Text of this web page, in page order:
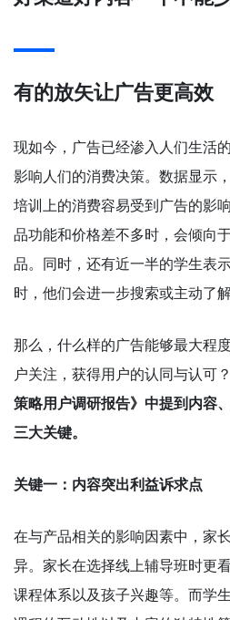
有的放矢让广告更高效
现如今，广告已经渗入人们生活
影响人们的消费决策。数据显示
培训上的消费容易受到广告的影
品功能和价格差不多时，会倾向
品。同时，还有近一半的学生表
时，他们会进一步搜索或主动了
那么，什么样的广告能够最大程
户关注，获得用户的认同与认可？
策略用户调研报告》中提到内容
三大关键。
关键一：内容突出利益诉求点
在与产品相关的影响因素中，家
异。家长在选择线上辅导班时更
课程体系以及孩子兴趣等。而学